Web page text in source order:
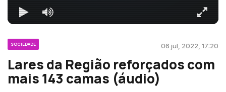
SOCIEDADE 06 jul, 2022, 17:20
Lares da Região reforçados com
mais 143 camas (áudio)